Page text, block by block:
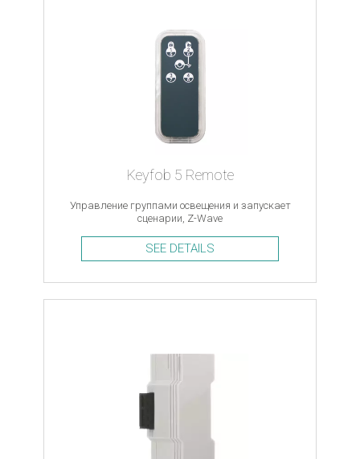
Keyfob 5 Remote
Управление группами освещения и запускает
сценарии, Z-Wave
SEE DETAILS